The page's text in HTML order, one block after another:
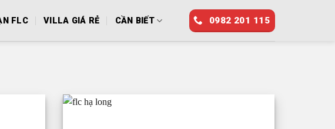
FLC VILLA GIÁ RẺ CẦN BIẾT 0982 201 115